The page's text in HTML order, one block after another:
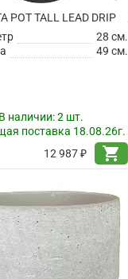
POT TALL LEAD DRIP
28 см.
49 см.
наличии:2 шт.
поставка 18.08.26г.
12 987 ₽
shopping_cart